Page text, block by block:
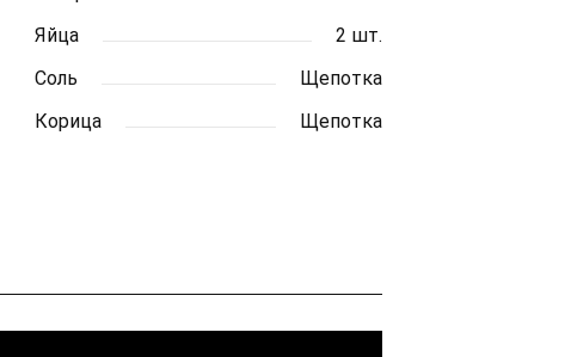
Яйца
2 шт.
Соль
Щепотка
Корица
Щепотка